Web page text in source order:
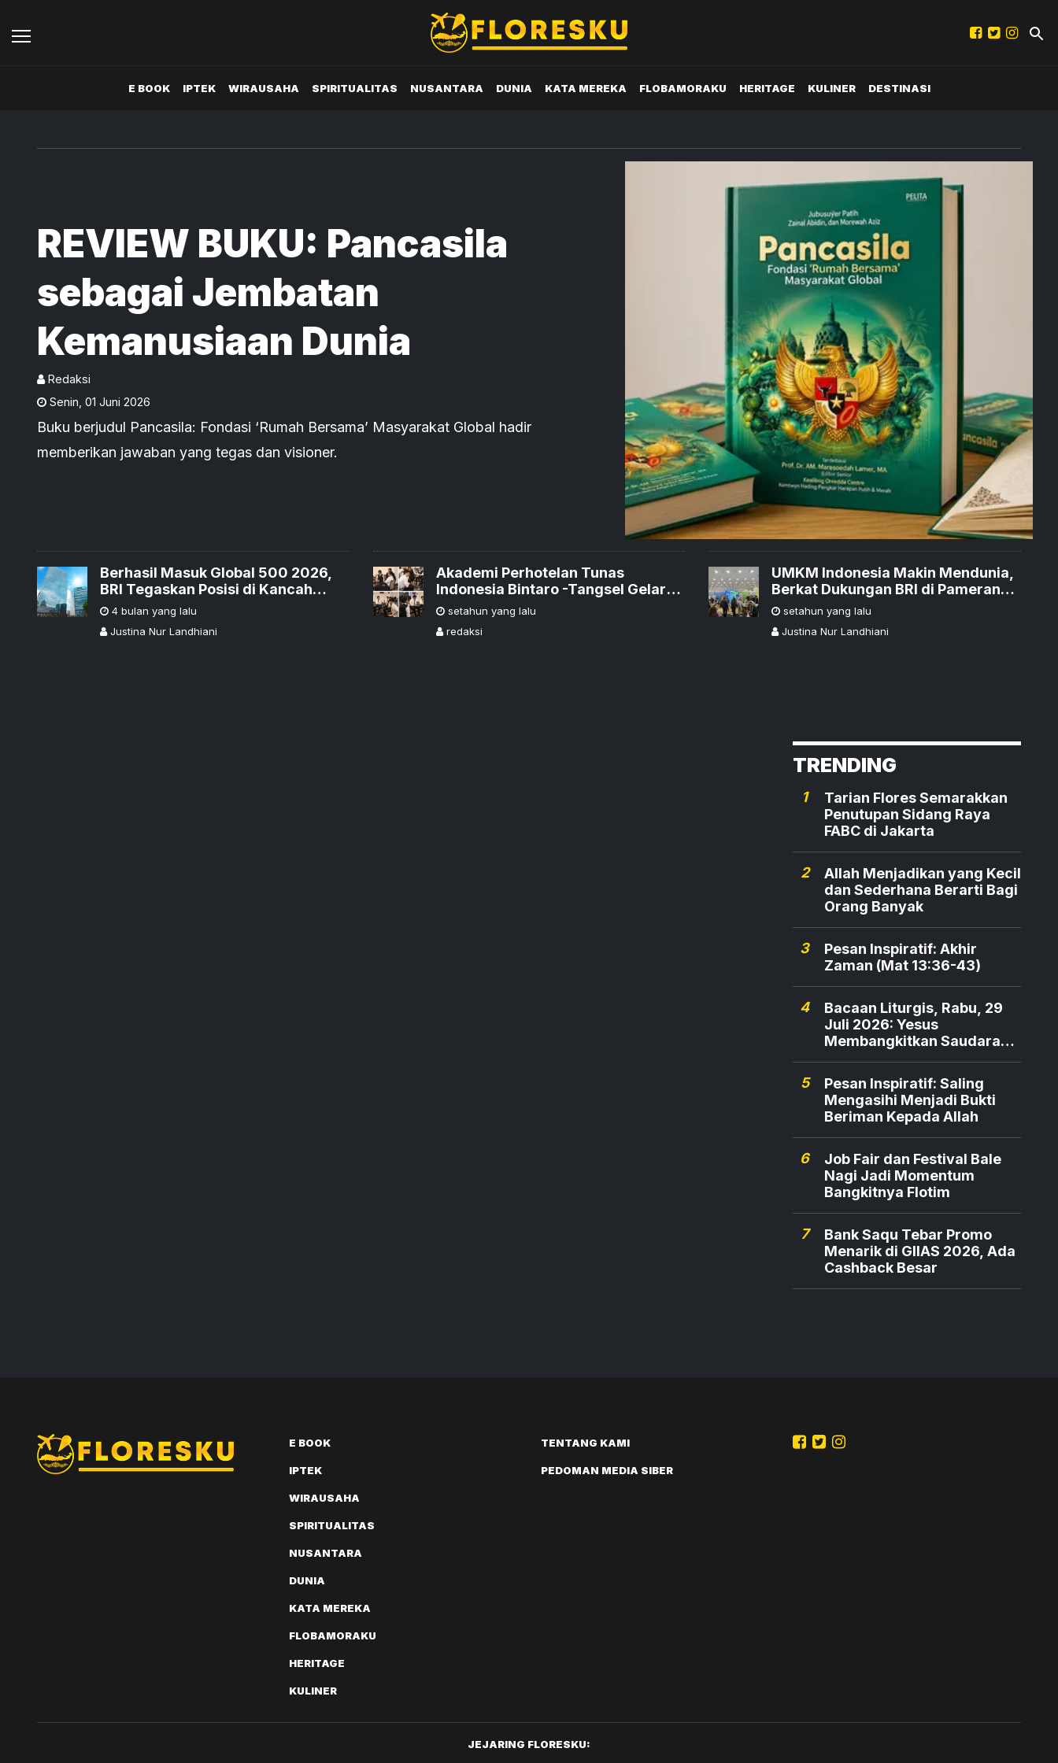
E BOOK IPTEK WIRAUSAHA SPIRITUALITAS NUSANTARA DUNIA KATA MEREKA FLOBAMORAKU HERITAGE KULINER DESTINASI
REVIEW BUKU: Pancasila
sebagai Jembatan
Kemanusiaan Dunia
Redaksi
Senin 01 Juni 2026
Buku berjudul Pancasila: Fondasi ‘Rumah Bersama’ Masyarakat Global hadir
memberikan jawaban yang tegas dan visioner.
Berhasil Masuk Global 500 2026,
BRI Tegaskan Posisi di Kancah
Global
4 bulan yang lalu
Justina Nur Landhiani
Akademi Perhotelan Tunas
Indonesia Bintaro -Tangsel Gelar
Ospek, Siapkan Lulusan untuk
Bersaing di Pasar Global
setahun yang lalu
redaksi
UMKM Indonesia Makin Mendunia,
Berkat Dukungan BRI di Pameran
ASsetahun yang lalu
Justina Nur Landhiani
TRENDING
1
Tarian Flores Semarakkan
Penutupan Sidang Raya
FABC di Jakarta
2
Allah Menjadikan yang Kecil
dan Sederhana Berarti Bagi
Orang Banyak
3
Pesan Inspiratif: Akhir
Zaman (Mat 13:36-43)
4
Bacaan Liturgis, Rabu, 29
Juli 2026: Yesus
Membangkitkan Saudara
Maria dan Marta
5
Pesan Inspiratif: Saling
Mengasihi Menjadi Bukti
Beriman Kepada Allah
6
Job Fair dan Festival Bale
Nagi Jadi Momentum
Bangkitnya Flotim
7
Bank Saqu Tebar Promo
Menarik di GIIAS 2026, Ada
Cashback Besar
E BOOK
IPTEK
WIRAUSAHA
SPIRITUALITAS
NUSANTARA
DUNIA
KATA MEREKA
FLOBAMORAKU
HERITAGE
KULINER
TENTANG KAMI
PEDOMAN MEDIA SIBER
JEJARING FLORESKU: